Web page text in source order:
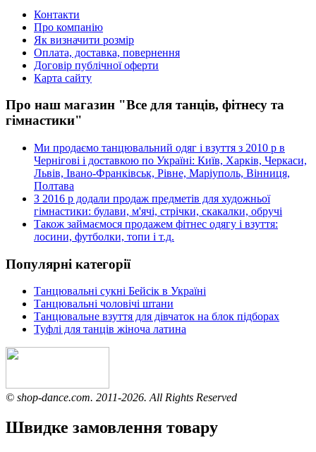
Контакти
Про компанію
Як визначити розмір
Оплата, доставка, повернення
Договір публічної оферти
Карта сайту
Про наш магазин "Все для танців, фітнесу та
гімнастики"
Ми продаємо танцювальний одяг і взуття з 2010 р в
Чернігові і доставкою по Україні: Київ, Харків, Черкаси,
Львів, Івано-Франківськ, Рівне, Маріуполь, Вінниця,
Полтава
З 2016 р додали продаж предметів для художньої
гімнастики: булави, м'ячі, стрічки, скакалки, обручі
Також займаємося продажем фітнес одягу і взуття:
лосини, футболки, топи і т.д.
Популярні категорії
Танцювальні сукні Бейсік в Україні
Танцювальні чоловічі штани
Танцювальне взуття для дівчаток на блок підборах
Туфлі для танців жіноча латина
© shop-dance.com. 2011-2026. All Rights Reserved
Швидке замовлення товару